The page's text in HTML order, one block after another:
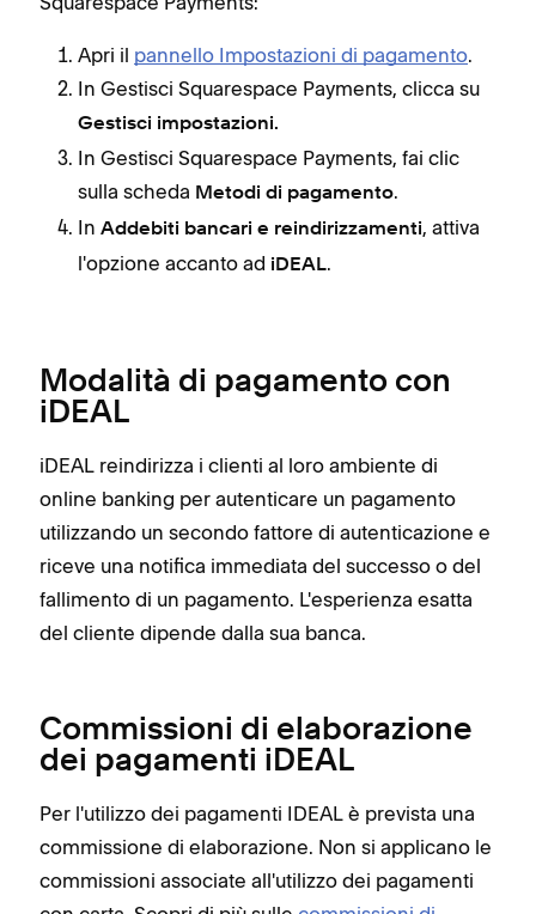
Apri il pannello Impostazioni di pagamento.
In Gestisci Squarespace Payments, clicca su
Gestisci impostazioni.
In Gestisci Squarespace Payments, fai clic
sulla scheda Metodi di pagamento.
In Addebiti bancari e reindirizzamenti, attiva
l'opzione accanto ad iDEAL.
Modalità di pagamento con
iDEAL
iDEAL reindirizza i clienti al loro ambiente di
online banking per autenticare un pagamento
utilizzando un secondo fattore di autenticazione e
riceve una notifica immediata del successo o del
fallimento di un pagamento. L'esperienza esatta
del cliente dipende dalla sua banca.
Commissioni di elaborazione
dei pagamenti iDEAL
Per l'utilizzo dei pagamenti IDEAL è prevista una
commissione di elaborazione. Non si applicano le
commissioni associate all'utilizzo dei pagamenti